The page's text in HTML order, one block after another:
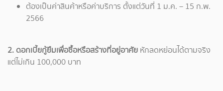
ต้องเป็นค่าสินค้าหรือค่าบริการ ตั้งแต่วันที่ 1 ม.ค. – 15 ก.พ.
2566
2. ดอกเบี้ยกู้ยืมเพื่อซื้อหรือสร้างที่อยู่อาศัย หักลดหย่อนได้ตามจริง
แต่ไม่เกิน 100,000 บาท